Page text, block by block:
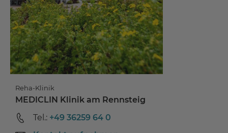
Reha-Klinik
MEDICLIN Klinik am Rennsteig
Tel.: +49 36259 64 0